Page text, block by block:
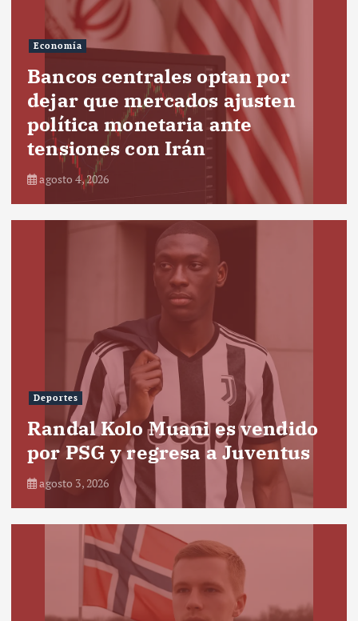
Economía
Bancos centrales optan por
dejar que mercados ajusten
política monetaria ante
tensiones con Irán
agosto 4, 2026
Deportes
Randal Kolo Muani es vendido
por PSG y regresa a Juventus
agosto 3, 2026